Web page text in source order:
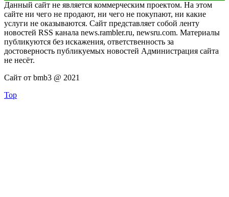
Данный сайт не является коммерческим проектом. На этом
сайте ни чего не продают, ни чего не покупают, ни какие
услуги не оказываются. Сайт представляет собой ленту
новостей RSS канала news.rambler.ru, newsru.com. Материалы
публикуются без искажения, ответственность за
достоверность публикуемых новостей Администрация сайта
не несёт.
Сайт от bmb3 @ 2021
Top